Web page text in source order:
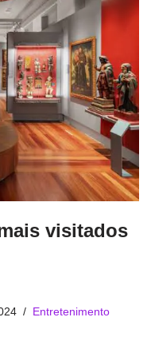
visitados
Entretenimento